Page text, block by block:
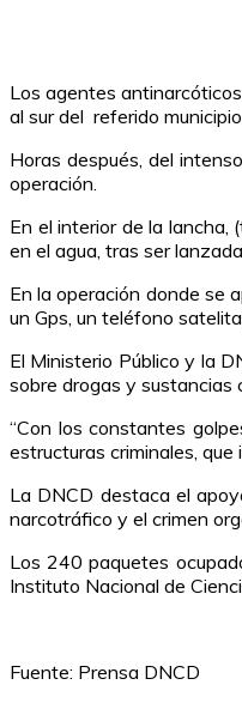
Los agentes
al sur del referido municipio.
Horas después, del
operación.
En el interior de la lancha,
en el agua, tras ser
En la operación donde se
un Gps, un teléfono
El Ministerio Público y la
sobre drogas y sustancias
“Con los constantes
estructuras criminales,
La DNCD destaca el
narcotráfico y el crimen
Los 240 paquetes
Instituto Nacional de
Fuente: Prensa DNCD